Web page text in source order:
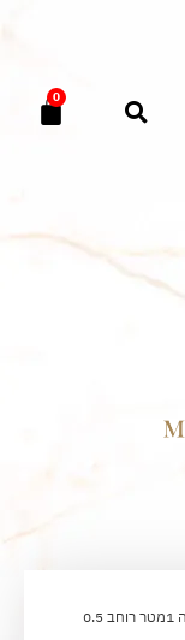
0
/ 173H חיפוי קיר גובה 1מטר רוחב 0.5